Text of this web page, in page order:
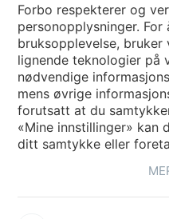
My Forbo
INFORMASJON COVID-19
Support - Ansvarsfraskrivelse
Forbo respekterer og
personopplysninger.
bruksopplevelse,
lignende teknologier på
nødvendige
mens øvrige
forutsatt at du
«Mine innstillinger» kan
ditt samtykke eller